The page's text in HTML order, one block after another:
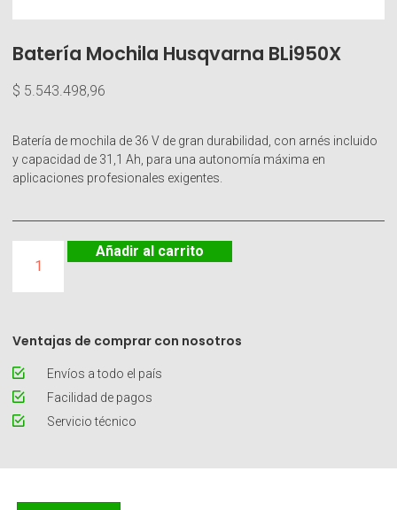
Batería Mochila Husqvarna BLi950X
$ 5.543.498,96
Batería de mochila de 36 V de gran durabilidad, con arnés incluido
y capacidad de 31,1 Ah, para una autonomía máxima en
aplicaciones profesionales exigentes.
Añadir al carrito
Ventajas de comprar con nosotros
Envíos a todo el país
Facilidad de pagos
Servicio técnico